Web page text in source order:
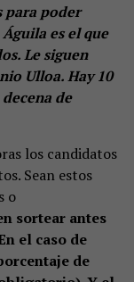
para poder
es el que
Le siguen
Ulloa. Hay 10
de
los candidatos
Sean estos
o
sortear antes
el caso de
de